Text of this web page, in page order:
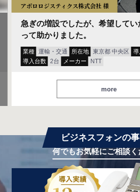
アポロロジスティクス株式会社 様
急ぎの増設でしたが、希望して
って助かりました。
業種 運輸・交通 所在地 東京都 中央区
導入台数 2台 メーカー NTT
more
ビジネスフォンの
何でもお気軽にご相談く